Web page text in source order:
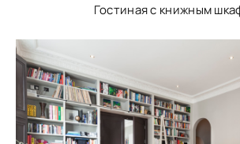
Гостиная с книжным